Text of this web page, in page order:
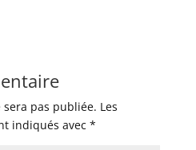
pas publiée. Les
indiqués avec *